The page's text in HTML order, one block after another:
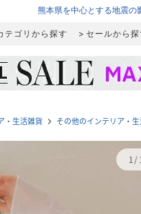
熊本県を中心とする地震の
テゴリから探す セールから探
・生活雑貨 navigate_next その他のインテリア・
1/